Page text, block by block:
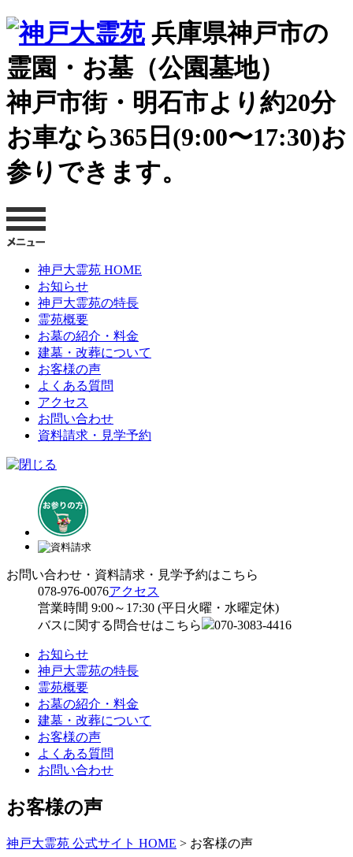
兵庫県神戸市の
霊園・お墓（公園墓地）
神戸市街・明石市より約20分
お車なら365日(9:00〜17:30)お
参りできます。
神戸大霊苑 HOME
お知らせ
神戸大霊苑の特長
霊苑概要
お墓の紹介・料金
建墓・改葬について
お客様の声
よくある質問
アクセス
お問い合わせ
資料請求・見学予約
お問い合わせ・資料請求・見学予約はこちら
078-976-0076アクセス
営業時間 9:00～17:30 (平日火曜・水曜定休)
バスに関する問合せはこちら
070-3083-4416
お知らせ
神戸大霊苑の特長
霊苑概要
お墓の紹介・料金
建墓・改葬について
お客様の声
よくある質問
お問い合わせ
お客様の声
神戸大霊苑 公式サイト HOME > お客様の声